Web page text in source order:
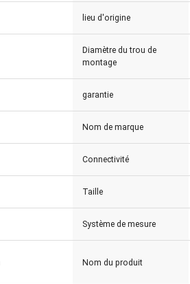
lieu d'origine
Diamètre du trou de
montage
garantie
Nom de marque
Connectivité
Taille
Système de mesure
Nom du produit